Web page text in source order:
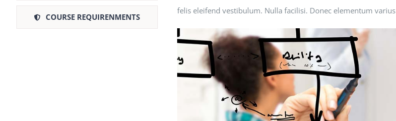
COURSE REQUIRENMENTS
felis eleifend vestibulum. Nulla facilisi. Donec elementum